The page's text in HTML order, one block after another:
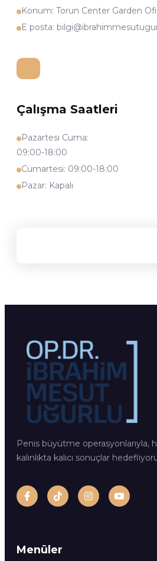
Konum: Torun Center Garden
E posta:
Çalışma Saatleri
Pazartesi Cuma:
09:00-18:00
Cumartesi: 09:00-18:00
Pazar: Kapalı
Penis büyütme operasyonlarıyla,
kalınlıkta kalıcı sonuçlar
Menüler